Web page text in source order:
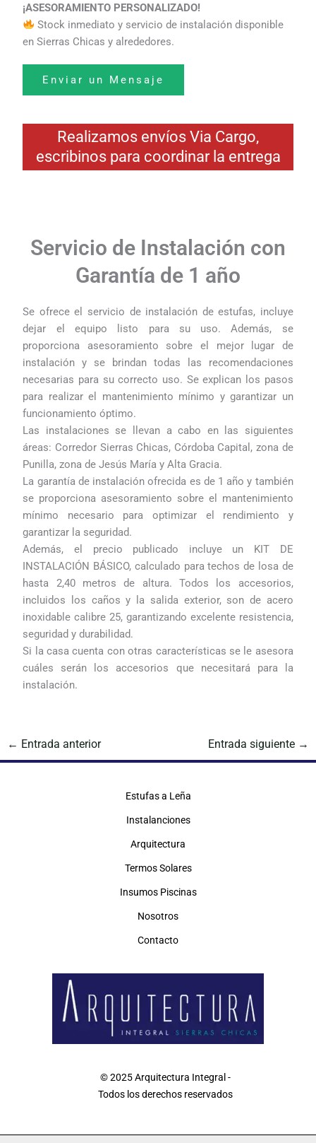
¡ASESORAMIENTO PERSONALIZADO!
Stock inmediato y servicio de instalación disponible
en Sierras Chicas y alrededores.
Enviar un Mensaje
Realizamos envíos Via Cargo,
escribinos para coordinar la entrega
Servicio de Instalación con
Garantía de 1 año
Se ofrece el servicio de instalación de estufas, incluye
dejar el equipo listo para su uso. Además, se
proporciona asesoramiento sobre el mejor lugar de
instalación y se brindan todas las recomendaciones
necesarias para su correcto uso. Se explican los pasos
para realizar el mantenimiento mínimo y garantizar un
funcionamiento óptimo.
Las instalaciones se llevan a cabo en las siguientes
áreas: Corredor Sierras Chicas, Córdoba Capital, zona de
Punilla, zona de Jesús María y Alta Gracia.
La garantía de instalación ofrecida es de 1 año y también
se proporciona asesoramiento sobre el mantenimiento
mínimo necesario para optimizar el rendimiento y
garantizar la seguridad.
Además, el precio publicado incluye un KIT DE
INSTALACIÓN BÁSICO, calculado para techos de losa de
hasta 2,40 metros de altura. Todos los accesorios,
incluidos los caños y la salida exterior, son de acero
inoxidable calibre 25, garantizando excelente resistencia,
seguridad y durabilidad.
Si la casa cuenta con otras características se le asesora
cuáles serán los accesorios que necesitará para la
instalación.
← Entrada anterior Entrada siguiente →
Estufas a Leña
Instalanciones
Arquitectura
Termos Solares
Insumos Piscinas
Nosotros
Contacto
© 2025 Arquitectura Integral -
Todos los derechos reservados